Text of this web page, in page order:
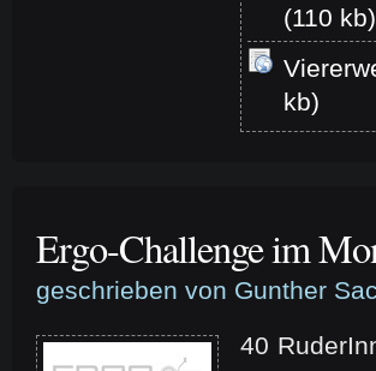
(110 kb)
kb)
Ergo-Challenge im
geschrieben von Gunther
40